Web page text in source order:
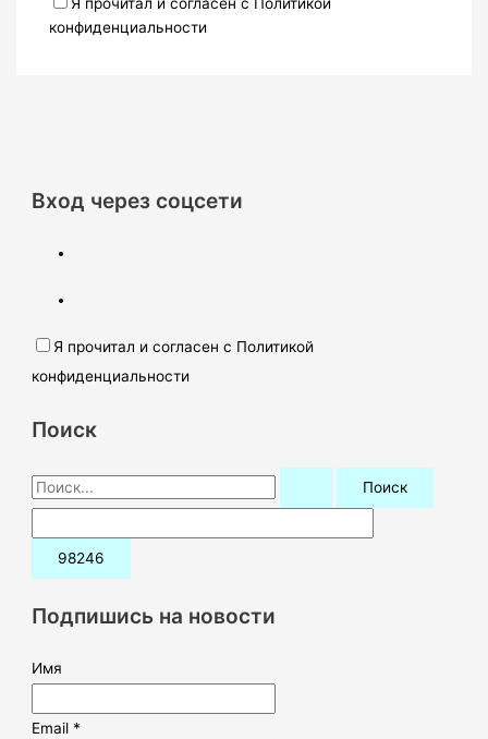
конфиденциальности
Вход через соцсети
Я прочитал и согласен с Политикой
конфиденциальности
Поиск
П
о
и
:Подпишись на новости
Имя
Email *